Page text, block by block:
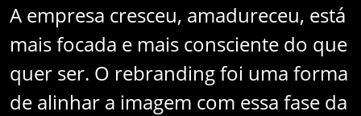
A empresa cresceu, amadureceu, está
mais focada e mais consciente do que
quer ser. O rebranding foi uma forma
de alinhar a imagem com essa fase da